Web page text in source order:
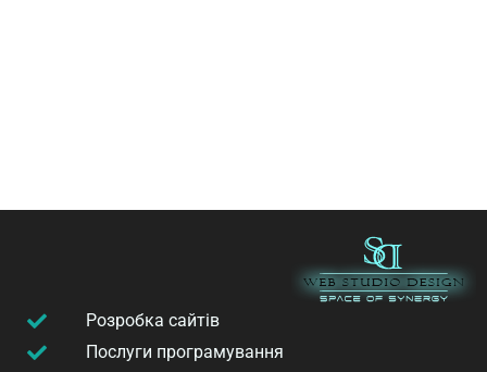
Розробка сайтів
Послуги програмування